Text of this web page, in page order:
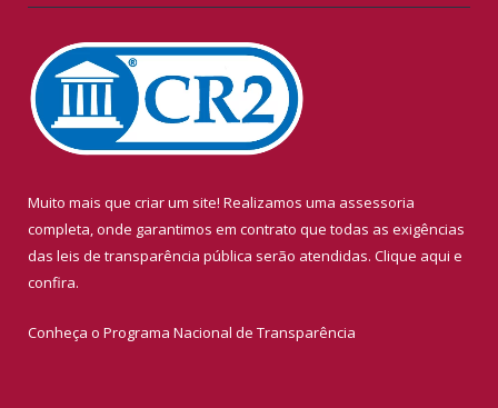
Muito mais que criar um site! Realizamos uma assessoria
completa, onde garantimos em contrato que todas as exigências
das leis de transparência pública serão atendidas. Clique aqui e
confira.
Conheça o Programa Nacional de Transparência